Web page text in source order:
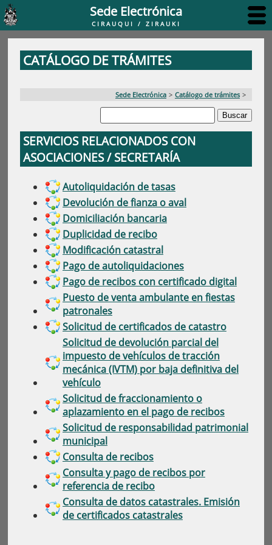
Sede Electrónica
CIRAUQUI / ZIRAUKI
CATÁLOGO DE TRÁMITES
Sede Electrónica > Catálogo de trámites >
SERVICIOS RELACIONADOS CON
ASOCIACIONES / SECRETARÍA
Autoliquidación de tasas
Devolución de fianza o aval
Domiciliación bancaria
Duplicidad de recibo
Modificación catastral
Pago de autoliquidaciones
Pago de recibos con certificado digital
Puesto de venta ambulante en fiestas
patronales
Solicitud de certificados de catastro
Solicitud de devolución parcial del
impuesto de vehículos de tracción
mecánica (IVTM) por baja definitiva del
vehículo
Solicitud de fraccionamiento o
aplazamiento en el pago de recibos
Solicitud de responsabilidad patrimonial
municipal
Consulta de recibos
Consulta y pago de recibos por
referencia de recibo
Consulta de datos catastrales. Emisión
de certificados catastrales